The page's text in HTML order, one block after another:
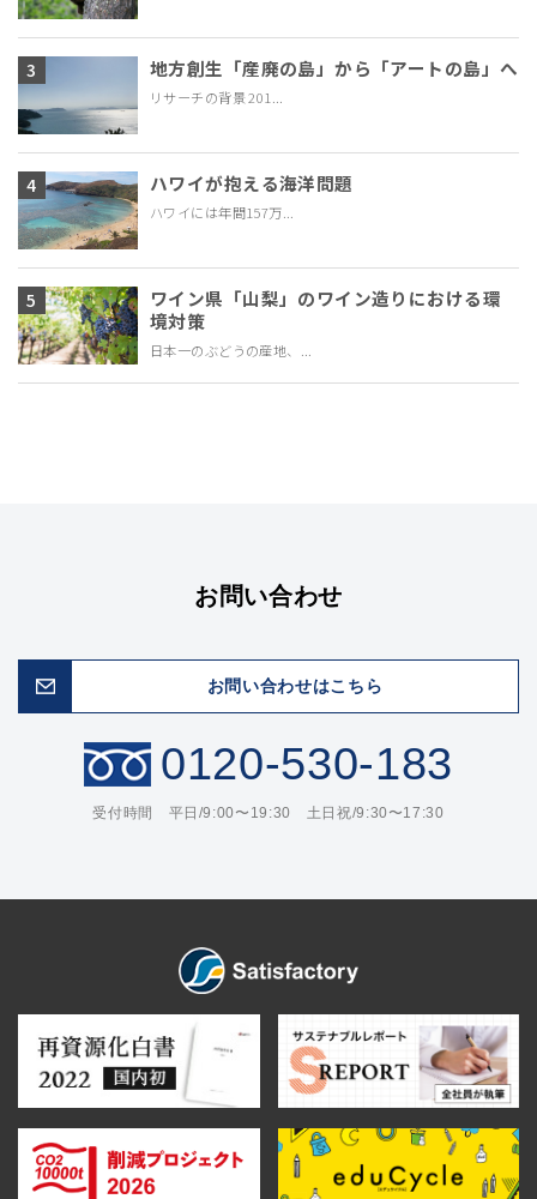
地方創生「産廃の島」から「アートの島」へ
リサーチの背景 201...
ハワイが抱える海洋問題
ハワイには年間157万...
ワイン県「山梨」のワイン造りにおける環
境対策
日本一のぶどうの産地、...
お問い合わせ
お問い合わせはこちら
0120-530-183
受付時間 平日/9:00〜19:30 土日祝/9:30〜17:30